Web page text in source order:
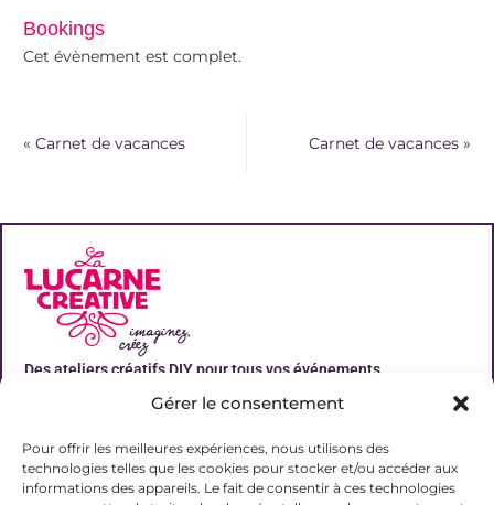
Gérer le consentement
Pour offrir les meilleures expériences, nous utilisons des
technologies telles que les cookies pour stocker et/ou accéder aux
informations des appareils. Le fait de consentir à ces technologies
Bookings
Cet évènement est complet.
« Carnet de vacances Carnet de vacances »
Des ateliers créatifs DIY pour tous vos événements
Liens utiles